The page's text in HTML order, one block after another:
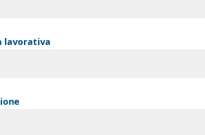
lavorativa